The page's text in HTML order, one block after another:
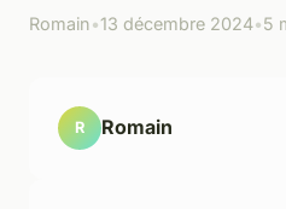
Romain•13 décembre 2024•5
R Romain